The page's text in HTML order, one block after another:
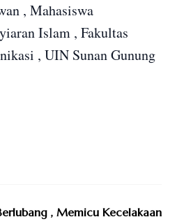
, Mahasiswa
Islam , Fakultas
, UIN Sunan Gunung
, Memicu Kecelakaan